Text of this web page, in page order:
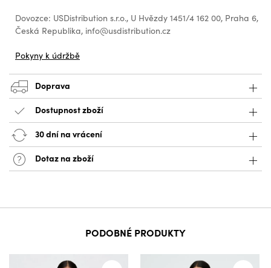
Dovozce: USDistribution s.r.o., U Hvězdy 1451/4 162 00, Praha 6,
Česká Republika, info@usdistribution.cz
Pokyny k údržbě
Doprava
Dostupnost zboží
30 dní na vrácení
Dotaz na zboží
PODOBNÉ PRODUKTY